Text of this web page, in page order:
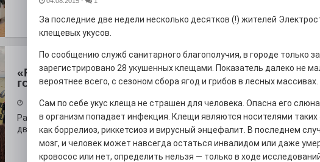
«Районы-кварталы» путешествуют по
городу
27.07.2026 0
Радость в квадрате! На этой неделе электростальцев
дважды порадует проект «Районы-кварталы».
За последние две недели несколько десятков (!) жителей
клещевых укусов.
По сообщению служб санитарного благополучия, в городе только
зарегистрировано 28 укушенных клещами. Показатель далеко не
вероятнее всего, с сезоном сбора ягод и грибов в лесных массивах.
Сам по себе укус клеща не страшен для человека. Опасна его
в организм попадает инфекция. Клещи являются носителями таких
как боррелиоз, риккетсиоз и вирусный энцефалит. В последнем
мозг, и человек может навсегда остаться инвалидом или даже
кровосос или нет, определить нельзя — только в ходе